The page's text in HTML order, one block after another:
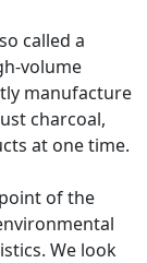
called a
volume
manufacture
charcoal,
at one time.
of the
We look